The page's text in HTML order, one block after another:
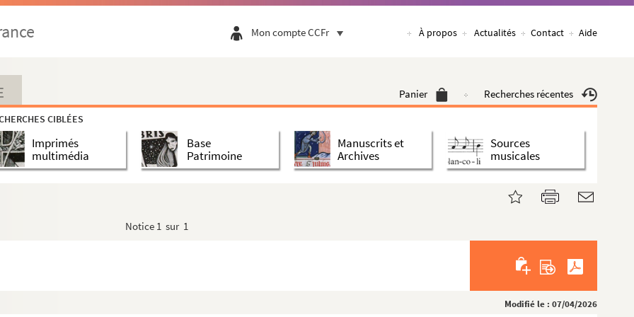
Mon compte CCFr À propos Actualités Contact Aide
Panier Recherches récentes
CIBLÉES
Imprimés
multimédia
Base
Patrimoine
Manuscrits et
Archives
Sources
musicales
Notice 1 sur 1
Modifié le : 07/04/2026
XLIV
Jacot de Forest